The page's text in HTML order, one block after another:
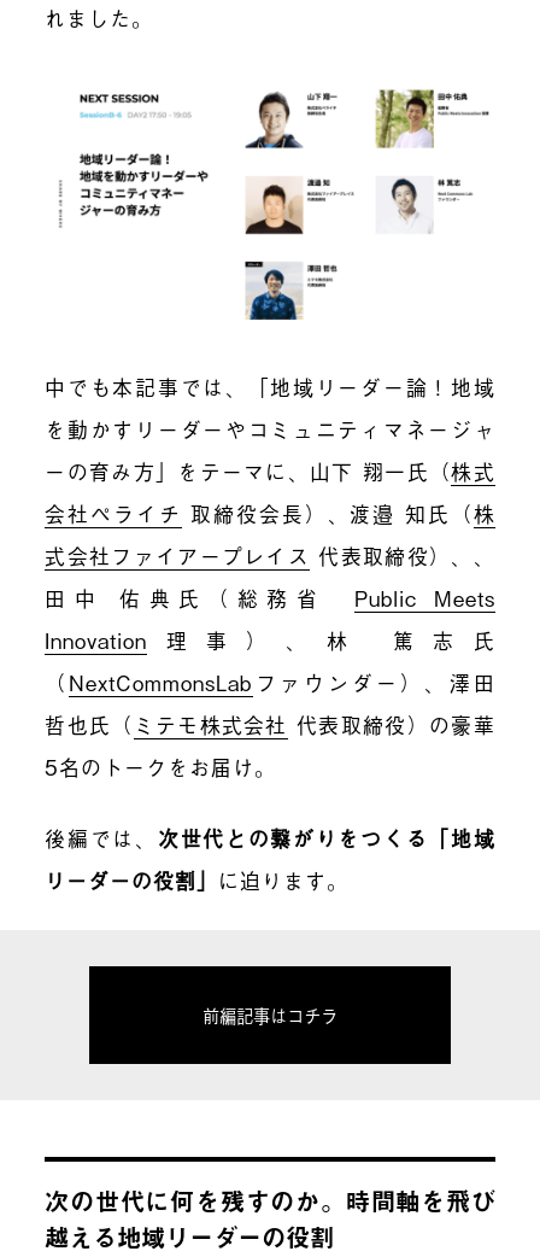
れました。
中でも本記事では、「地域リーダー論！地域
を動かすリーダーやコミュニティマネージャ
ーの育み方」をテーマに、山下 翔一氏（株式
会社ペライチ 取締役会長）、渡邉 知氏（株
式会社ファイアープレイス 代表取締役）、、
田中 佑典氏（総務省 Public Meets
Innovation 理事）、林 篤志氏
（ NextCommonsLab ファウンダー）、澤田
哲也氏（ ミテモ株式会社 代表取締役）の豪華
5名のトークをお届け。
後編では、 次世代との繋がりをつくる「地域
リーダーの役割」 に迫ります。
前編記事はコチラ
次の世代に何を残すのか。時間軸を飛び
越える地域リーダーの役割